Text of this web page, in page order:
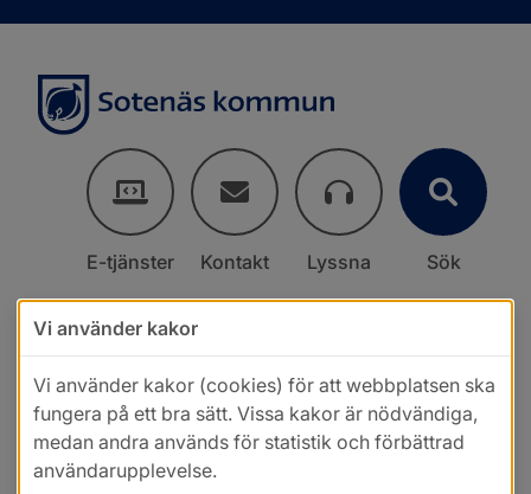
E-tjänster Kontakt Lyssna Sök
Vi använder kakor
Vi använder kakor (cookies) för att webbplatsen ska
fungera på ett bra sätt. Vissa kakor är nödvändiga,
medan andra används för statistik och förbättrad
användarupplevelse.